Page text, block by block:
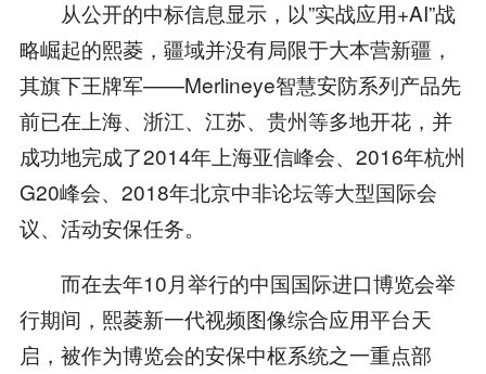
从公开的中标信息显示，以”实战应用+AI”战
略崛起的熙菱，疆域并没有局限于大本营新疆，
其旗下王牌军——Merlineye智慧安防系列产品先
前已在上海、浙江、江苏、贵州等多地开花，并
成功地完成了2014年上海亚信峰会、2016年杭州
G20峰会、2018年北京中非论坛等大型国际会
议、活动安保任务。
而在去年10月举行的中国国际进口博览会举
行期间，熙菱新一代视频图像综合应用平台天
启，被作为博览会的安保中枢系统之一重点部